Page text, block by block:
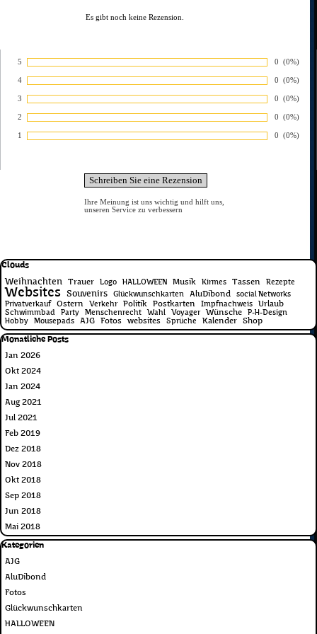
Es gibt noch keine Rezension.
5 Anzahl von
0 (0%)
4 Anzahl von
0 (0%)
3 Anzahl von
0 (0%)
2 Anzahl von
0 (0%)
1 Anzahl von
0 (0%)
Ihre Meinung ist uns wichtig und hilft uns,
unseren Service zu verbessern
Block überspringen Clouds
Clouds
Weihnachten Trauer Logo HALLOWEEN Musik Kirmes Tassen Rezepte
Websites Souvenirs Glückwunschkarten AluDibond
social Networks
Privatverkauf
Ostern Verkehr Politik Postkarten Impfnachweis Urlaub
Schwimmbad Party Menschenrecht Wahl Voyager Wünsche
P-H-Design
Hobby
Mousepads AJG Fotos websites Sprüche Kalender Shop
Block überspringen Monatliche Posts
Monatliche Posts
Jan 2026
Okt 2024
Jan 2024
Aug 2021
Jul 2021
Feb 2019
Dez 2018
Nov 2018
Okt 2018
Sep 2018
Jun 2018
Mai 2018
Block überspringen Kategorien
Kategorien
AJG
AluDibond
Fotos
Glückwunschkarten
HALLOWEEN